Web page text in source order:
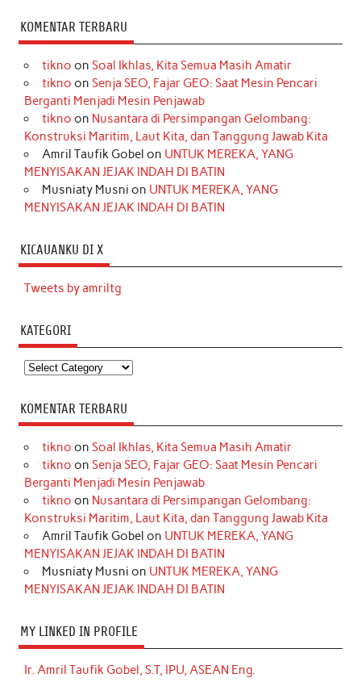
KOMENTAR TERBARU
tikno on Soal Ikhlas, Kita Semua Masih Amatir
tikno on Senja SEO, Fajar GEO: Saat Mesin Pencari
Berganti Menjadi Mesin Penjawab
tikno on Nusantara di Persimpangan Gelombang:
Konstruksi Maritim, Laut Kita, dan Tanggung Jawab Kita
Amril Taufik Gobel on UNTUK MEREKA, YANG
MENYISAKAN JEJAK INDAH DI BATIN
Musniaty Musni on UNTUK MEREKA, YANG
MENYISAKAN JEJAK INDAH DI BATIN
KICAUANKU DI X
Tweets by amriltg
KATEGORI
Kategori
KOMENTAR TERBARU
tikno on Soal Ikhlas, Kita Semua Masih Amatir
tikno on Senja SEO, Fajar GEO: Saat Mesin Pencari
Berganti Menjadi Mesin Penjawab
tikno on Nusantara di Persimpangan Gelombang:
Konstruksi Maritim, Laut Kita, dan Tanggung Jawab Kita
Amril Taufik Gobel on UNTUK MEREKA, YANG
MENYISAKAN JEJAK INDAH DI BATIN
Musniaty Musni on UNTUK MEREKA, YANG
MENYISAKAN JEJAK INDAH DI BATIN
MY LINKED IN PROFILE
Ir. Amril Taufik Gobel, S.T, IPU, ASEAN Eng.